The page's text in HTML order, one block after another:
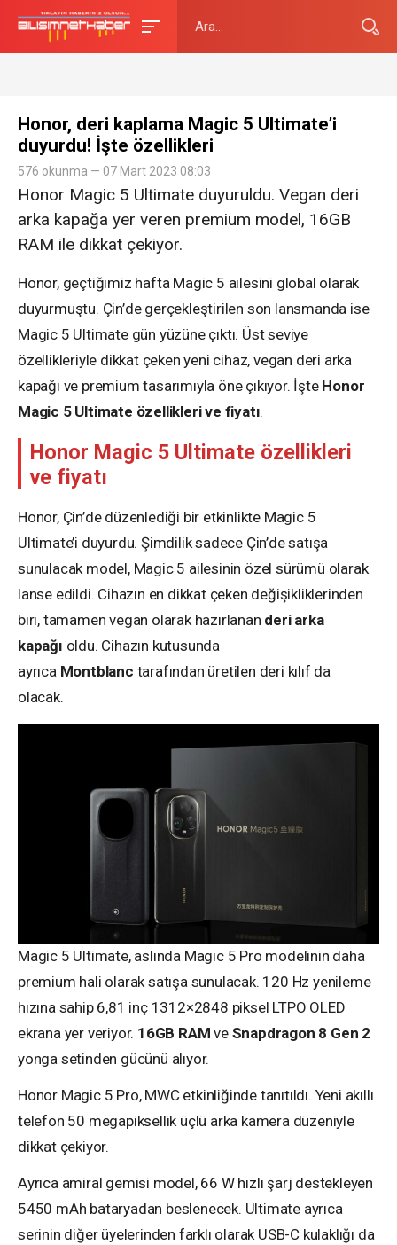
Honor, deri kaplama Magic 5 Ultimate’i
duyurdu! İşte özellikleri
576 okunma — 07 Mart 2023 08:03
Honor Magic 5 Ultimate duyuruldu. Vegan deri
arka kapağa yer veren premium model, 16GB
RAM ile dikkat çekiyor.
Honor, geçtiğimiz hafta Magic 5 ailesini global olarak
duyurmuştu. Çin’de gerçekleştirilen son lansmanda ise
Magic 5 Ultimate gün yüzüne çıktı. Üst seviye
özellikleriyle dikkat çeken yeni cihaz, vegan deri arka
kapağı ve premium tasarımıyla öne çıkıyor. İşte Honor
Magic 5 Ultimate özellikleri ve fiyatı.
Honor Magic 5 Ultimate özellikleri
ve fiyatı
Honor, Çin’de düzenlediği bir etkinlikte Magic 5
Ultimate’i duyurdu. Şimdilik sadece Çin’de satışa
sunulacak model, Magic 5 ailesinin özel sürümü olarak
lanse edildi. Cihazın en dikkat çeken değişikliklerinden
biri, tamamen vegan olarak hazırlanan deri arka
kapağı oldu. Cihazın kutusunda
ayrıca Montblanc tarafından üretilen deri kılıf da
olacak.
Magic 5 Ultimate, aslında Magic 5 Pro modelinin daha
premium hali olarak satışa sunulacak. 120 Hz yenileme
hızına sahip 6,81 inç 1312×2848 piksel LTPO OLED
ekrana yer veriyor. 16GB RAM ve Snapdragon 8 Gen 2
yonga setinden gücünü alıyor.
Honor Magic 5 Pro, MWC etkinliğinde tanıtıldı. Yeni akıllı
telefon 50 megapiksellik üçlü arka kamera düzeniyle
dikkat çekiyor.
Ayrıca amiral gemisi model, 66 W hızlı şarj destekleyen
5450 mAh bataryadan beslenecek. Ultimate ayrıca
serinin diğer üyelerinden farklı olarak USB-C kulaklığı da